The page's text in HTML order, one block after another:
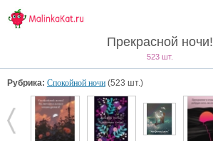
Прекрасной ночи!
523 шт.
Рубрика: Спокойной ночи (523 шт.)